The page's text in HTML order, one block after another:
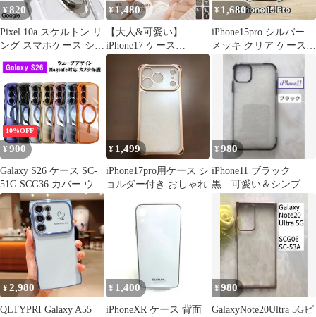
¥820
Pixel 10a スケルトン リ
ング スマホケース シル
¥1,480
【大人&可愛い】
iPhone17 ケース
MagSafe対応 マット 背
面 クリア カバー マグ
セーフ iPhoneケース ス
マホケース ハート かわ
いい 韓国 おしゃれ
¥ 1,680
iPhone15pro シルバー
メッキ クリア ケース
10%OFF
¥ 900
Galaxy S26 ケース SC-
51G SCG36 カバー ウェ
ーブデザイン MagSafe
対応 カメラレンズ保護
クリアケース 透明 波形
ストラップホール メッ
キ加工 耐衝撃 透明ケー
ス 軽量 薄型 スマホケ
ース ギャラクシー 携帯
ケース
¥ 1,499
iPhone17pro用ケース シ
ョルダー付き おしゃれ
¥980
iPhone11 ブラック
黒 可愛い＆シンプ
ル メタリック感TPU
ケース
¥2,980
QLTYPRI Galaxy A55
¥ 1,400
iPhoneXR ケース 背面
¥980
GalaxyNote20Ultra 5Gピ